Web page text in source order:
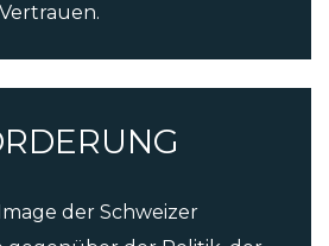
der Schweizer